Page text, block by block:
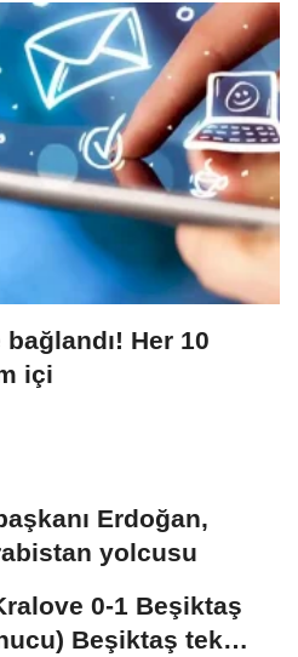
Her 10
içi
Erdoğan,
yolcusu
0-1 Beşiktaş
Beşiktaş tek